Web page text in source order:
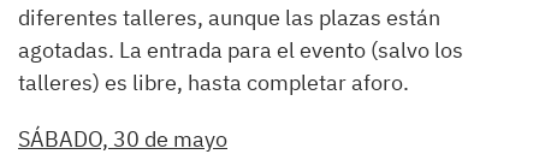
diferentes talleres, aunque las plazas están
agotadas. La entrada para el evento (salvo los
talleres) es libre, hasta completar aforo.
SÁBADO, 30 de mayo